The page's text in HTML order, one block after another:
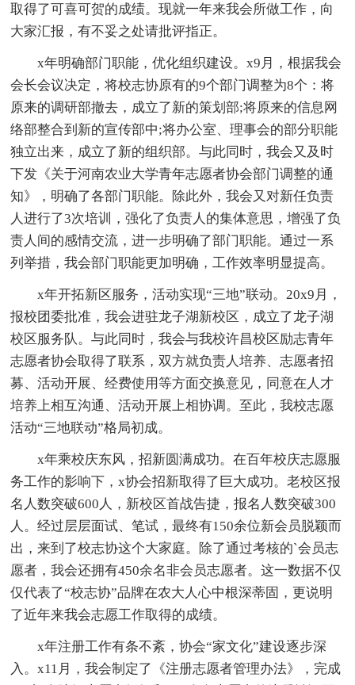
取得了可喜可贺的成绩。现就一年来我会所做工作，向
大家汇报，有不妥之处请批评指正。
x年明确部门职能，优化组织建设。x9月，根据我会
会长会议决定，将校志协原有的9个部门调整为8个：将
原来的调研部撤去，成立了新的策划部;将原来的信息网
络部整合到新的宣传部中;将办公室、理事会的部分职能
独立出来，成立了新的组织部。与此同时，我会又及时
下发《关于河南农业大学青年志愿者协会部门调整的通
知》，明确了各部门职能。除此外，我会又对新任负责
人进行了3次培训，强化了负责人的集体意思，增强了负
责人间的感情交流，进一步明确了部门职能。通过一系
列举措，我会部门职能更加明确，工作效率明显提高。
x年开拓新区服务，活动实现“三地”联动。20x9月，
报校团委批准，我会进驻龙子湖新校区，成立了龙子湖
校区服务队。与此同时，我会与我校许昌校区励志青年
志愿者协会取得了联系，双方就负责人培养、志愿者招
募、活动开展、经费使用等方面交换意见，同意在人才
培养上相互沟通、活动开展上相协调。至此，我校志愿
活动“三地联动”格局初成。
x年乘校庆东风，招新圆满成功。在百年校庆志愿服
务工作的影响下，x协会招新取得了巨大成功。老校区报
名人数突破600人，新校区首战告捷，报名人数突破300
人。经过层层面试、笔试，最终有150余位新会员脱颖而
出，来到了校志协这个大家庭。除了通过考核的`会员志
愿者，我会还拥有450余名非会员志愿者。这一数据不仅
仅代表了“校志协”品牌在农大人心中根深蒂固，更说明
了近年来我会志愿工作取得的成绩。
x年注册工作有条不紊，协会“家文化”建设逐步深
入。x11月，我会制定了《注册志愿者管理办法》，完成